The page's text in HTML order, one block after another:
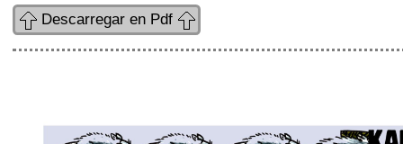
Descarregar en Pdf